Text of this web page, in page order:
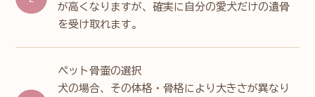
が高くなりますが、確実に自分の愛犬だけの遺骨
を受け取れます。
ペット骨壷の選択
犬の場合、その体格・骨格により大きさが異なり